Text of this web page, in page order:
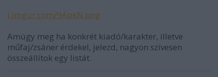
i.imgur.com/9ApkN.png
Amúgy meg ha konkrét kiadó/karakter, illetve
műfaj/zsáner érdekel, jelezd, nagyon szívesen
összeállítok egy listát.